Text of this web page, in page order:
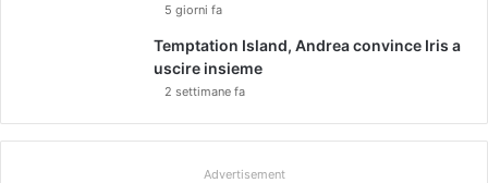
4
5 giorni fa
Temptation Island, Andrea convince Iris a
uscire insieme
2 settimane fa
Advertisement